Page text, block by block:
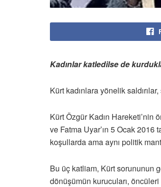
Kadınlar katledilse de
Kürt kadınlara yönelik
Kürt Özgür Kadın Hareketi’nin
ve Fatma Uyar’ın 5 Ocak 2016
koşullarda ama aynı politik
Bu üç katliam, Kürt sorununun
dönüşümün kurucuları,